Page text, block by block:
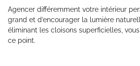
Agencer différemment votre intérieur
grand et d’encourager la lumière
éliminant les cloisons superficielles,
ce point.